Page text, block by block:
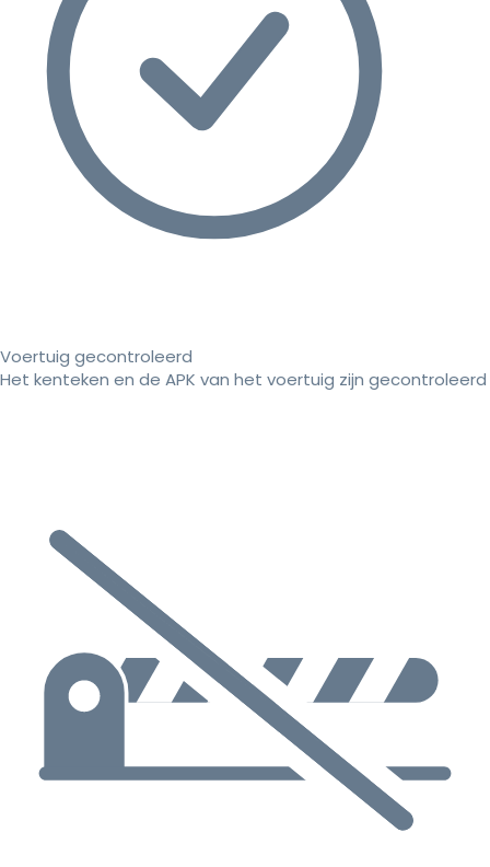
Voertuig gecontroleerd
Het kenteken en de APK van het voertuig zijn gecontroleerd